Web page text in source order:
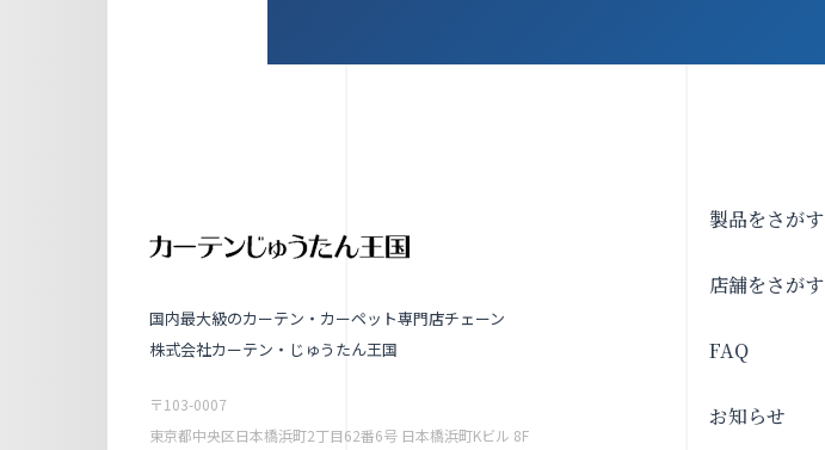
国内最大級のカーテン・カーペット専門店チェーン
株式会社カーテン・じゅうたん王国
〒103-0007
東京都中央区日本橋浜町2丁目62番6号 日本橋浜町Kビル 8F
製品をさがす
店舗をさがす
FAQ
お知らせ